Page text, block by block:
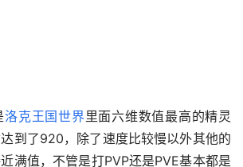
洛克王国世界 里面六维数值最高的精灵
到了920，除了速度比较慢以外其他的
满值，不管是打PVP还是PVE基本都是